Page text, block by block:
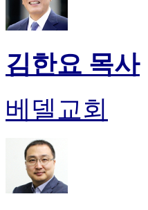
김한요 목사
베델교회